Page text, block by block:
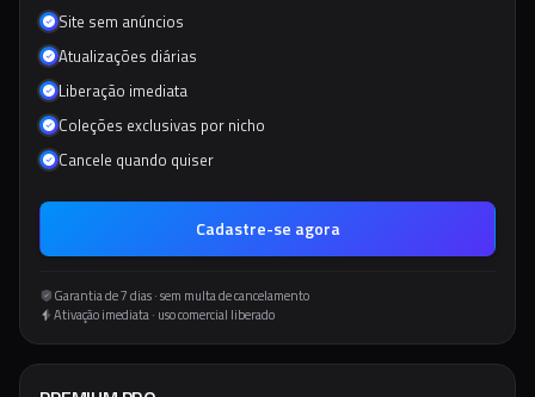
Site sem anúncios
Atualizações diárias
Liberação imediata
Coleções exclusivas por nicho
Cancele quando quiser
Cadastre-se agora
Garantia de 7 dias · sem multa de cancelamento
Ativação imediata · uso comercial liberado